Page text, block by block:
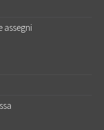
assegni